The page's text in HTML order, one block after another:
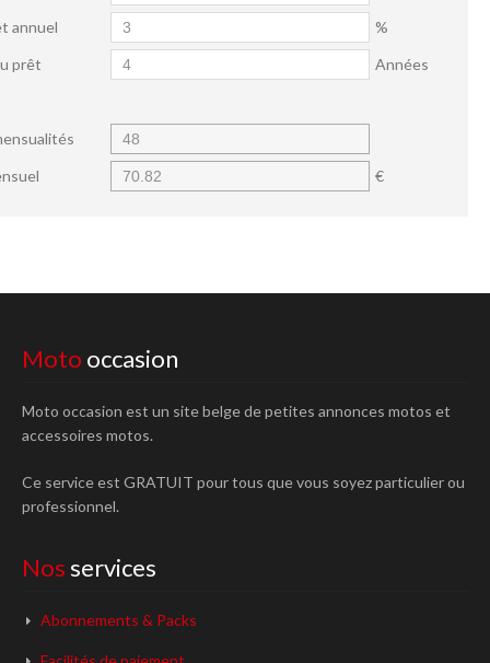
annuel
%
prêt
Années
€
Moto occasion
Moto occasion est un site belge de petites annonces motos et
accessoires motos.
Ce service est GRATUIT pour tous que vous soyez particulier ou
professionnel.
Nos services
Abonnements & Packs